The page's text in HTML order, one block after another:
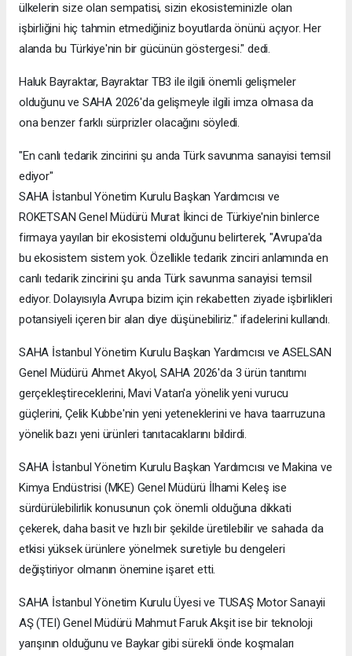
ülkelerin size olan sempatisi, sizin ekosisteminizle olan
işbirliğini hiç tahmin etmediğiniz boyutlarda önünü açıyor. Her
alanda bu Türkiye'nin bir gücünün göstergesi." dedi.
Haluk Bayraktar, Bayraktar TB3 ile ilgili önemli gelişmeler
olduğunu ve SAHA 2026'da gelişmeyle ilgili imza olmasa da
ona benzer farklı sürprizler olacağını söyledi.
"En canlı tedarik zincirini şu anda Türk savunma sanayisi temsil
ediyor"
SAHA İstanbul Yönetim Kurulu Başkan Yardımcısı ve
ROKETSAN Genel Müdürü Murat İkinci de Türkiye'nin binlerce
firmaya yayılan bir ekosistemi olduğunu belirterek, "Avrupa'da
bu ekosistem sistem yok. Özellikle tedarik zinciri anlamında en
canlı tedarik zincirini şu anda Türk savunma sanayisi temsil
ediyor. Dolayısıyla Avrupa bizim için rekabetten ziyade işbirlikleri
potansiyeli içeren bir alan diye düşünebiliriz." ifadelerini kullandı.
SAHA İstanbul Yönetim Kurulu Başkan Yardımcısı ve ASELSAN
Genel Müdürü Ahmet Akyol, SAHA 2026'da 3 ürün tanıtımı
gerçekleştireceklerini, Mavi Vatan'a yönelik yeni vurucu
güçlerini, Çelik Kubbe'nin yeni yeteneklerini ve hava taarruzuna
yönelik bazı yeni ürünleri tanıtacaklarını bildirdi.
SAHA İstanbul Yönetim Kurulu Başkan Yardımcısı ve Makina ve
Kimya Endüstrisi (MKE) Genel Müdürü İlhami Keleş ise
sürdürülebilirlik konusunun çok önemli olduğuna dikkati
çekerek, daha basit ve hızlı bir şekilde üretilebilir ve sahada da
etkisi yüksek ürünlere yönelmek suretiyle bu dengeleri
değiştiriyor olmanın önemine işaret etti.
SAHA İstanbul Yönetim Kurulu Üyesi ve TUSAŞ Motor Sanayii
AŞ (TEI) Genel Müdürü Mahmut Faruk Akşit ise bir teknoloji
yarışının olduğunu ve Baykar gibi sürekli önde koşmaları